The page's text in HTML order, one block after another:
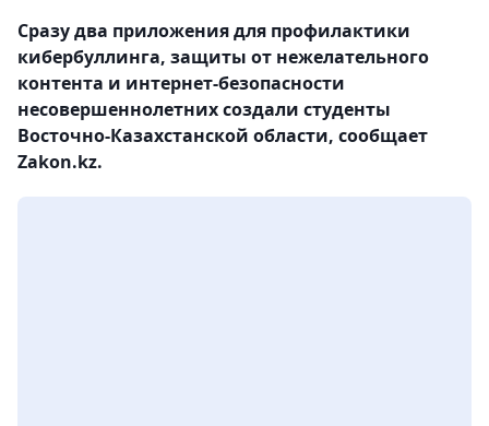
Сразу два приложения для профилактики
кибербуллинга, защиты от нежелательного
контента и интернет-безопасности
несовершеннолетних создали студенты
Восточно-Казахстанской области, сообщает
Zakon.kz.